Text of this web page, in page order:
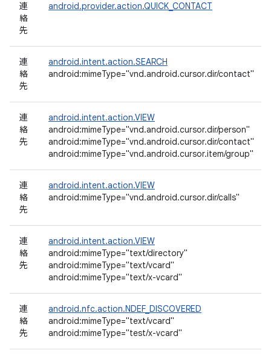
連
絡
先
android.provider.action.QUICK_CONTACT
連
絡
先
android.intent.action.SEARCH
android:mimeType="vnd.android.cursor.dir/contact"
連
絡
先
android.intent.action.VIEW
android:mimeType="vnd.android.cursor.dir/person"
android:mimeType="vnd.android.cursor.dir/contact"
android:mimeType="vnd.android.cursor.item/group"
連
絡
先
android.intent.action.VIEW
android:mimeType="vnd.android.cursor.dir/calls"
連
絡
先
android.intent.action.VIEW
android:mimeType="text/directory"
android:mimeType="text/vcard"
android:mimeType="text/x-vcard"
連
絡
先
android.nfc.action.NDEF_DISCOVERED
android:mimeType="text/vcard"
android:mimeType="test/x-vcard"